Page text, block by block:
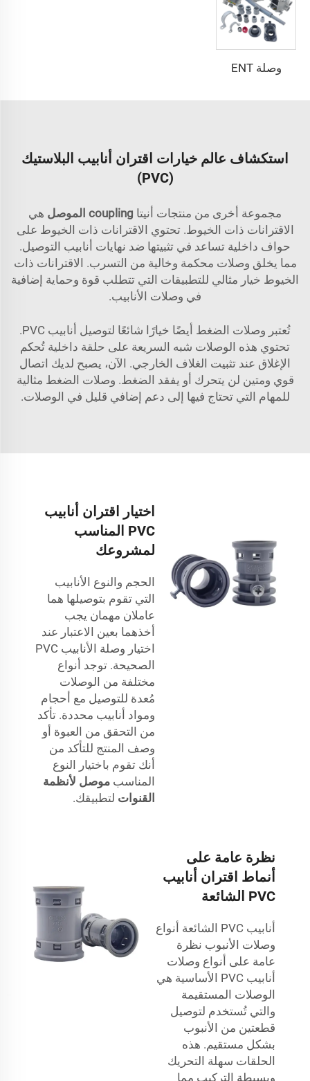
وصلة ENT
استكشاف عالم خيارات اقتران أنابيب البلاستيك
(PVC)
مجموعة أخرى من منتجات أنيتا coupling الموصل
هي
الاقترانات ذات الخيوط. تحتوي الاقترانات ذات الخيوط على
حواف داخلية تساعد في تثبيتها ضد نهايات أنابيب التوصيل.
مما يخلق وصلات محكمة وخالية من التسرب. الاقترانات ذات
الخيوط خيار مثالي للتطبيقات التي تتطلب قوة وحماية إضافية
في وصلات الأنابيب.
تُعتبر وصلات الضغط أيضًا خيارًا شائعًا لتوصيل أنابيب PVC.
تحتوي هذه الوصلات شبه السريعة على حلقة داخلية تُحكم
الإغلاق عند تثبيت الغلاف الخارجي. الآن، يصبح لديك اتصال
قوي ومتين لن يتحرك أو يفقد الضغط. وصلات الضغط مثالية
للمهام التي تحتاج فيها إلى دعم إضافي قليل في الوصلات.
اختيار اقتران أنابيب
PVC المناسب
لمشروعك
الحجم والنوع الأنابيب
التي تقوم بتوصيلها هما
عاملان مهمان يجب
أخذهما بعين الاعتبار عند
اختيار وصلة الأنابيب PVC
الصحيحة. توجد أنواع
مختلفة من الوصلات
مُعدة للتوصيل مع أحجام
ومواد أنابيب محددة. تأكد
من التحقق من العبوة أو
وصف المنتج للتأكد من
أنك تقوم باختيار النوع
المناسب موصل لأنظمة
القنوات لتطبيقك.
نظرة عامة على
أنماط اقتران أنابيب
PVC الشائعة
أنابيب PVC الشائعة أنواع
وصلات الأنبوب نظرة
عامة على أنواع وصلات
أنابيب PVC الأساسية هي
الوصلات المستقيمة
والتي تُستخدم لتوصيل
قطعتين من الأنبوب
بشكل مستقيم. هذه
الحلقات سهلة التحريك
وبسيطة التركيب مما